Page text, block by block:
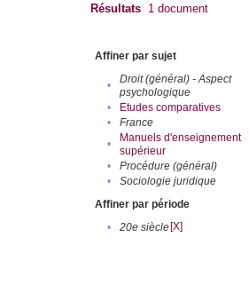
Résultats 1 document
Affiner par sujet
•
Droit (général) - Aspect
psychologique
• Etudes comparatives
•
France
•
Manuels d'enseignement
supérieur
• Procédure (général)
•
Sociologie juridique
Affiner par période
•
20e siècle[X]